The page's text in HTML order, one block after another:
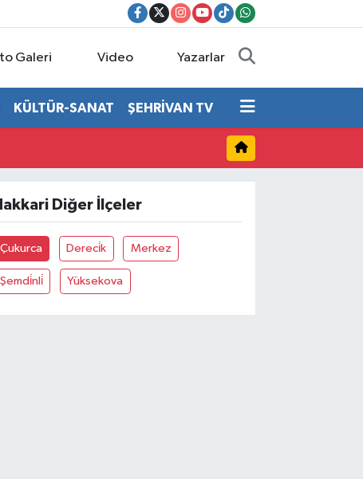
Galeri Video Yazarlar
KÜLTÜR-SANAT ŞEHRİVAN TV
Diğer İlçeler
Çukurca Dereci̇k Merkez
Şemdi̇nli̇ Yüksekova